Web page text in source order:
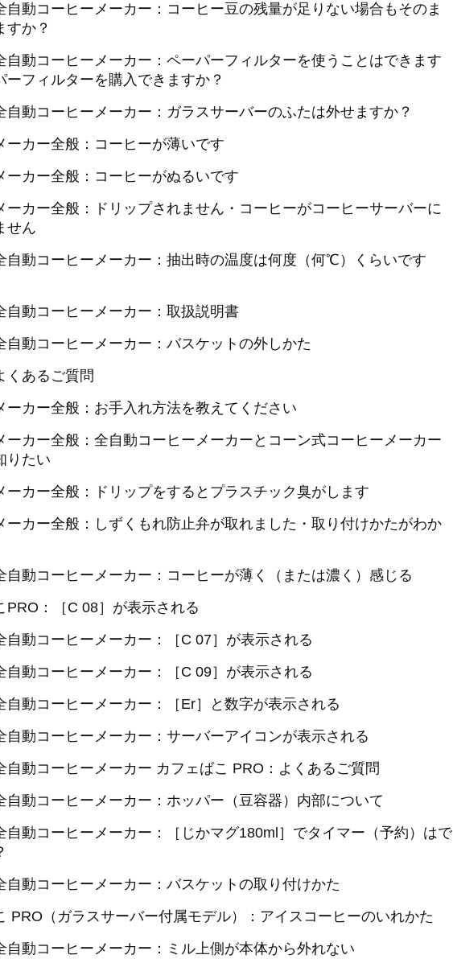
自動コーヒーメーカー：コーヒー豆の残量が足りない場合もそのま
すか？
自動コーヒーメーカー：ペーパーフィルターを使うことはできます
ーフィルターを購入できますか？
自動コーヒーメーカー：ガラスサーバーのふたは外せますか？
ーカー全般：コーヒーが薄いです
ーカー全般：コーヒーがぬるいです
ーカー全般：ドリップされません・コーヒーがコーヒーサーバーに
せん
自動コーヒーメーカー：抽出時の温度は何度（何℃）くらいです
自動コーヒーメーカー：取扱説明書
自動コーヒーメーカー：バスケットの外しかた
くあるご質問
ーカー全般：お手入れ方法を教えてください
ーカー全般：全自動コーヒーメーカーとコーン式コーヒーメーカー
りたい
ーカー全般：ドリップをするとプラスチック臭がします
ーカー全般：しずくもれ防止弁が取れました・取り付けかたがわか
自動コーヒーメーカー：コーヒーが薄く（または濃く）感じる
PRO：［C 08］が表示される
自動コーヒーメーカー：［C 07］が表示される
自動コーヒーメーカー：［C 09］が表示される
自動コーヒーメーカー：［Er］と数字が表示される
自動コーヒーメーカー：サーバーアイコンが表示される
自動コーヒーメーカー カフェばこ PRO：よくあるご質問
自動コーヒーメーカー：ホッパー（豆容器）内部について
自動コーヒーメーカー：［じかマグ180ml］でタイマー（予約）はで
自動コーヒーメーカー：バスケットの取り付けかた
PRO（ガラスサーバー付属モデル）：アイスコーヒーのいれかた
自動コーヒーメーカー：ミル上側が本体から外れない